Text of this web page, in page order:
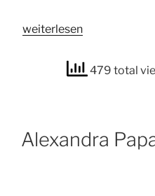
„Ogn­
wei­ter­le­sen
479 total
Alex­an­dra